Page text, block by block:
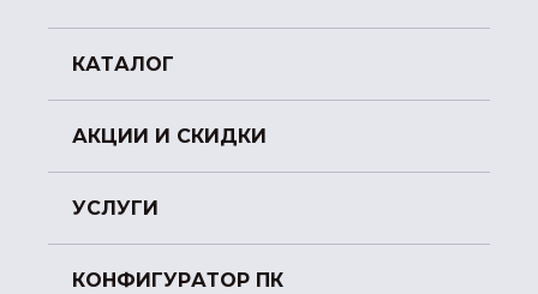
КАТАЛОГ
АКЦИИ И СКИДКИ
УСЛУГИ
КОНФИГУРАТОР ПК